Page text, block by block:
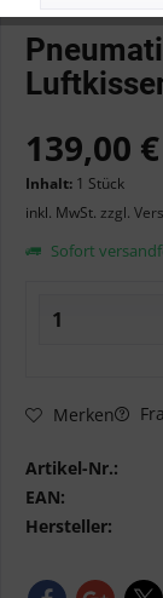
139,00
Inhalt: 1 Stück
inkl. MwSt. zzgl.
Sofort
Merken
Artikel-Nr.:
EAN:
Hersteller: